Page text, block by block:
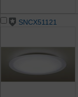
SNCX51121